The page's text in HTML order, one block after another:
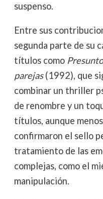
suspenso.
Entre sus
segunda parte de su
títulos como
parejas(1992), que
combinar un thriller
de renombre y un
títulos, aunque
confirmaron el sello
tratamiento de las
complejas, como el
manipulación.